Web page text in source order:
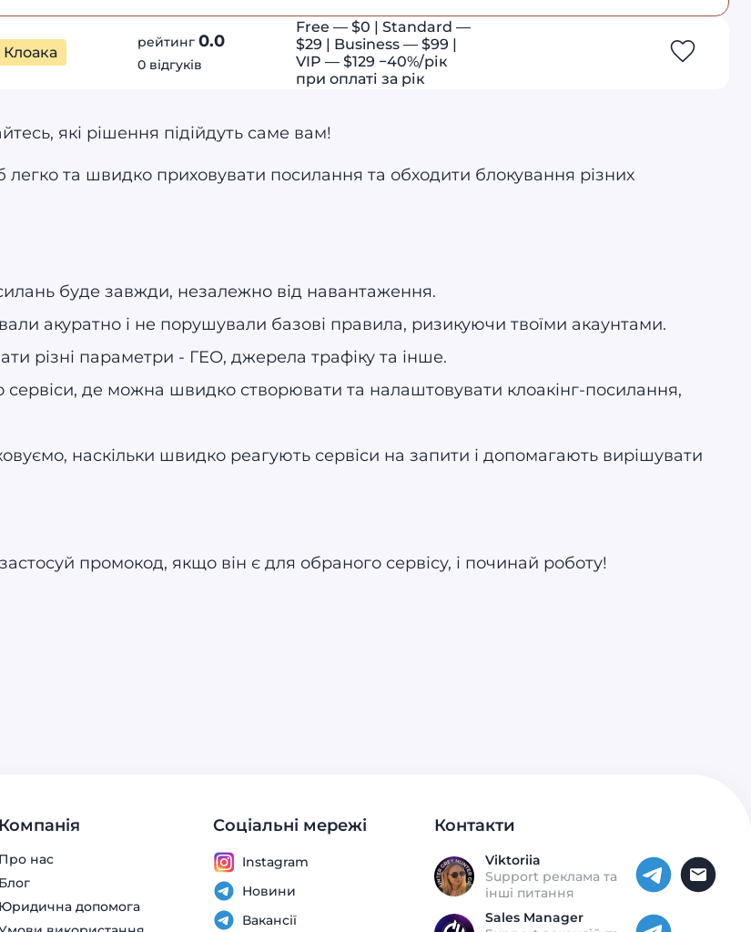
Клоака
рейтинг 0.0
0 відгуків
Free — $0 | Standard —
$29 | Business — $99 |
VIP — $129 −40%/рік
при оплаті за рік
які рішення підійдуть саме вам!
легко та швидко приховувати посилання та обходити блокування різних
буде завжди, незалежно від навантаження.
акуратно і не порушували базові правила, ризикуючи твоїми акаунтами.
різні параметри - ГЕО, джерела трафіку та інше.
де можна швидко створювати та налаштовувати клоакінг-посилання,
наскільки швидко реагують сервіси на запити і допомагають вирішувати
промокод, якщо він є для обраного сервісу, і починай роботу!
Компанія
Про нас
Блог
Юридична допомога
Соціальні мережі
Instagram
Новини
Вакансії
Контакти
Viktoriia
Support реклама та
інші питання
Sales Manager